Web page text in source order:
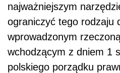
najważniejszym
ograniczyć tego rodzaju
wprowadzonym
wchodzącym z dniem 1
polskiego porządku